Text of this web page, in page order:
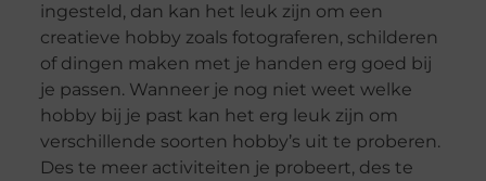
ingesteld, dan kan het leuk zijn om een
creatieve hobby zoals fotograferen, schilderen
of dingen maken met je handen erg goed bij
je passen. Wanneer je nog niet weet welke
hobby bij je past kan het erg leuk zijn om
verschillende soorten hobby’s uit te proberen.
Des te meer activiteiten je probeert, des te